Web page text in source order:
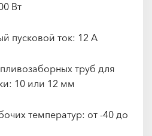
Вт
пусковой ток: 12 А
труб для
10 или 12 мм
температур: от -40 до